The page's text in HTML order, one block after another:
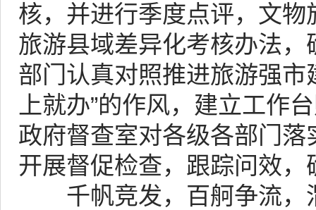
核，并进行季度点评，文
旅游县域差异化考核办法，
部门认真对照推进旅游强市
上就办”的作风，建立工作
政府督查室对各级各部门
开展督促检查，跟踪问效
千帆竞发，百舸争流，